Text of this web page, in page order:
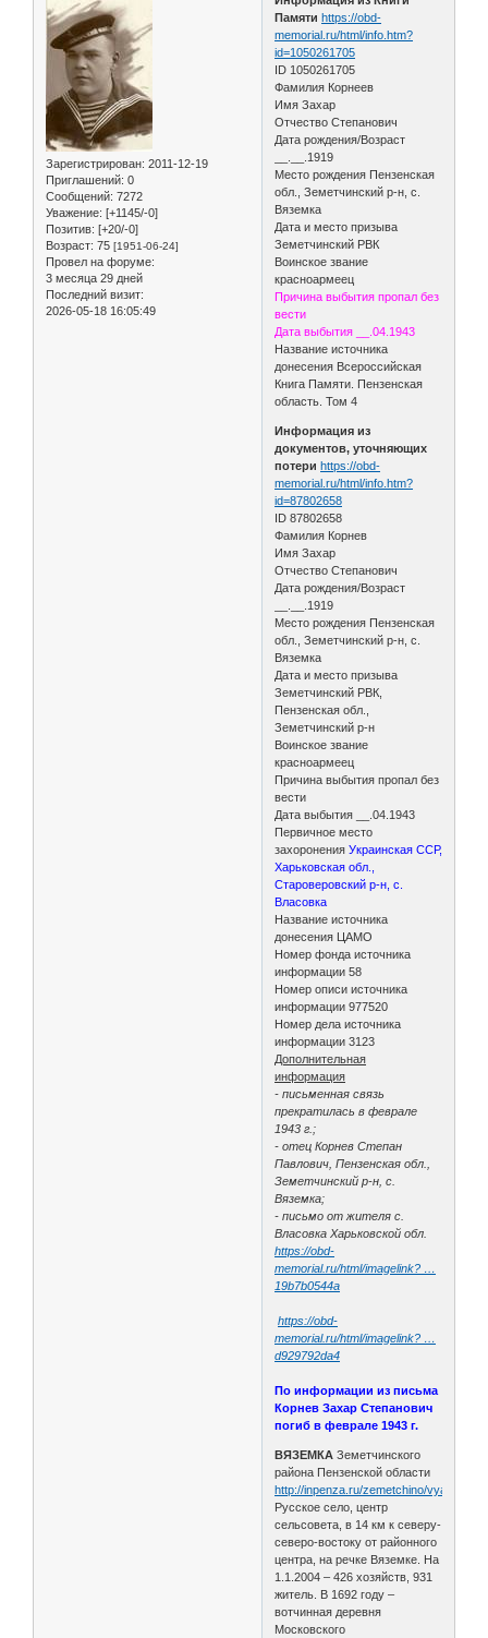
Зарегистрирован: 2011-12-19
Приглашений: 0
Сообщений: 7272
Уважение: [+1145/-0]
Позитив: [+20/-0]
Возраст: 75 [1951-06-24]
Провел на форуме:
3 месяца 29 дней
Последний визит:
2026-05-18 16:05:49
Памяти https://obd-
memorial.ru/html/info.htm?
id=1050261705
ID 1050261705
Фамилия Корнеев
Имя Захар
Отчество Степанович
Дата рождения/Возраст
__.__.1919
Место рождения Пензенская
обл., Земетчинский р-н, с.
Вяземка
Дата и место призыва
Земетчинский РВК
Воинское звание
красноармеец
Причина выбытия пропал без
вести
Дата выбытия __.04.1943
Название источника
донесения Всероссийская
Книга Памяти. Пензенская
область. Том 4
Информация из
документов, уточняющих
потери https://obd-
memorial.ru/html/info.htm?
id=87802658
ID 87802658
Фамилия Корнев
Имя Захар
Отчество Степанович
Дата рождения/Возраст
__.__.1919
Место рождения Пензенская
обл., Земетчинский р-н, с.
Вяземка
Дата и место призыва
Земетчинский РВК,
Пензенская обл.,
Земетчинский р-н
Воинское звание
красноармеец
Причина выбытия пропал без
вести
Дата выбытия __.04.1943
Первичное место
захороненияУкраинская ССР,
Харьковская обл.,
Староверовский р-н, с.
Власовка
Название источника
донесения ЦАМО
Номер фонда источника
информации 58
Номер описи источника
информации 977520
Номер дела источника
информации 3123
Дополнительная
информация
- письменная связь
прекратилась в феврале
1943 г.;
- отец Корнев Степан
Павлович, Пензенская обл.,
Земетчинский р-н, с.
Вяземка;
- письмо от жителя с.
Власовка Харьковской обл.
https://obd-
memorial.ru/html/imagelink? …
19b7b0544a
https://obd-
memorial.ru/html/imagelink? …
d929792da4
По информации из письма
Корнев Захар Степанович
погиб в феврале 1943 г.
ВЯЗЕМКА Земетчинского
района Пензенской области
http://inpenza.ru/zemetchino/
Русское село, центр
сельсовета, в 14 км к северу-
северо-востоку от районного
центра, на речке Вяземке. На
1.1.2004 – 426 хозяйств, 931
житель. В 1692 году –
вотчинная деревня
Московского